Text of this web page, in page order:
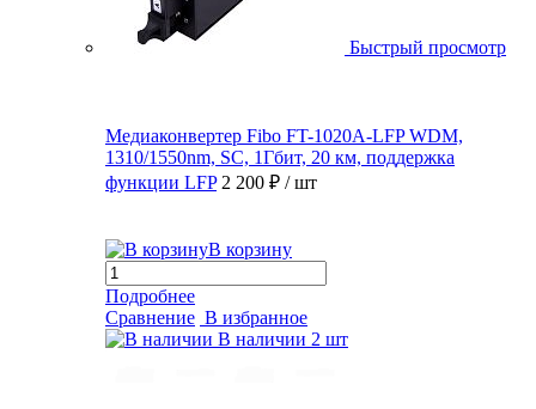
Быстрый просмотр
Медиаконвертер Fibo FT-1020A-LFP WDM,
1310/1550nm, SC, 1Гбит, 20 км, поддержка
функции LFP 2 200 ₽ / шт
В корзину
Подробнее
Сравнение В избранное
В наличии 2 шт